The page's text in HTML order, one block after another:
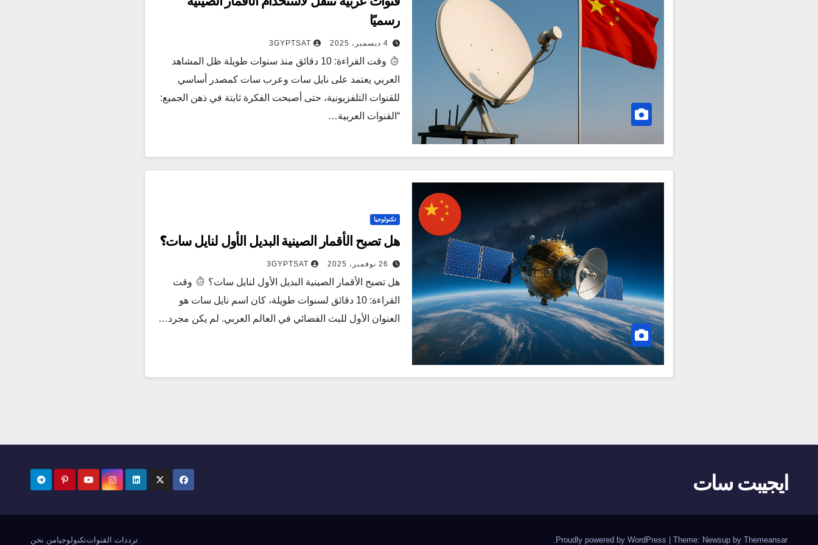
رسميًا
4 ديسمبر، 2025 3GYPTSAT
وقت القراءة: 10 دقائق منذ سنوات طويلة ظل المشاهد
العربي يعتمد على نايل سات وعرب سات كمصدر أساسي
للقنوات التلفزيونية، حتى أصبحت الفكرة ثابتة في ذهن الجميع:
“القنوات العربية…
تكنولوجيا
هل تصبح الأقمار الصينية البديل الأول لنايل سات؟
26 نوفمبر، 2025 3GYPTSAT
هل تصبح الأقمار الصينية البديل الأول لنايل سات؟
وقت
القراءة: 10 دقائق لسنوات طويلة، كان اسم نايل سات هو
العنوان الأول للبث الفضائي في العالم العربي. لم يكن مجرد…
ايجيبت سات
Proudly powered by WordPress Theme: Newsup by Themeansar
. ترددات القنواتتكنولوجيامن نحن